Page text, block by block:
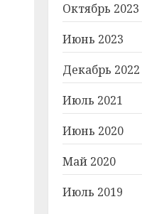
Октябрь 2023
Июнь 2023
Декабрь 2022
Июль 2021
Июнь 2020
Май 2020
Июль 2019